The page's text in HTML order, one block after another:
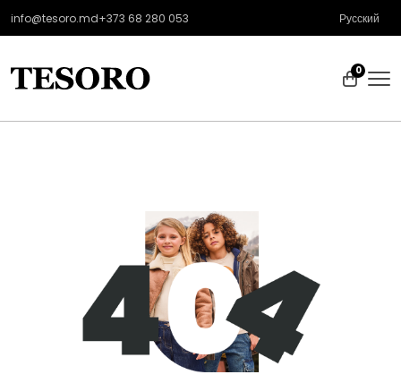
info@tesoro.md+373 68 280 053 Русский
0